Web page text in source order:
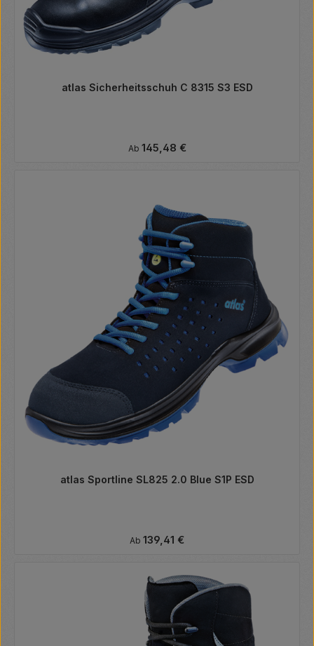
atlas Sicherheitsschuh C 8315 S3 ESD
Regulärer Preis:
Ab 145,48 €
atlas Sportline SL825 2.0 Blue S1P ESD
Regulärer Preis:
Ab 139,41 €